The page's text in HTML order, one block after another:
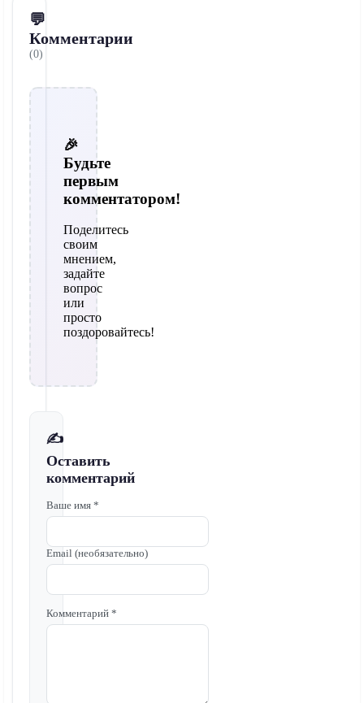
💬
Комментарии
(0)
🎉
Будьте
первым
комментатором!
Поделитесь
своим
мнением,
задайте
вопрос
или
просто
поздоровайтесь!
✍️
Оставить
комментарий
Ваше имя *
Email (необязательно)
Комментарий *